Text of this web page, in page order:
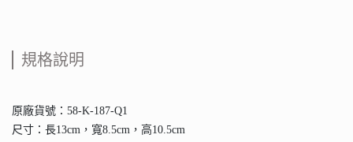
規格說明
原廠貨號：58-K-187-Q1
尺寸：長13cm，寬8.5cm，高10.5cm